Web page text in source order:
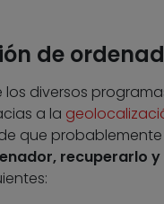
de
diversos
a la
que
recuperarlo y